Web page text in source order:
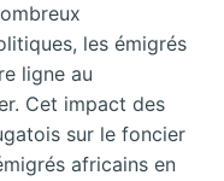
les émigrés
ligne au
Cet impact des
sur le foncier
africains en